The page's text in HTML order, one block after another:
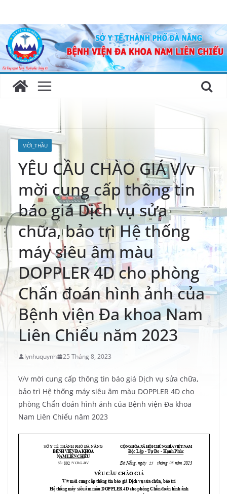
content
MỜI_THẦU
YÊU CẦU CHÀO GIÁ V/v
mời cung cấp thông tin
báo giá Dịch vụ sửa
chữa, bảo trì Hệ thống
máy siêu âm màu
DOPPLER 4D cho phòng
Chẩn đoán hình ảnh của
Bệnh viện Đa khoa Nam
Liên Chiểu năm 2023
lynhuquynh 25 Tháng 8, 2023
V/v mời cung cấp thông tin báo giá Dịch vụ sửa chữa,
bảo trì Hệ thống máy siêu âm màu DOPPLER 4D cho
phòng Chẩn đoán hình ảnh của Bệnh viện Đa khoa
Nam Liên Chiểu năm 2023